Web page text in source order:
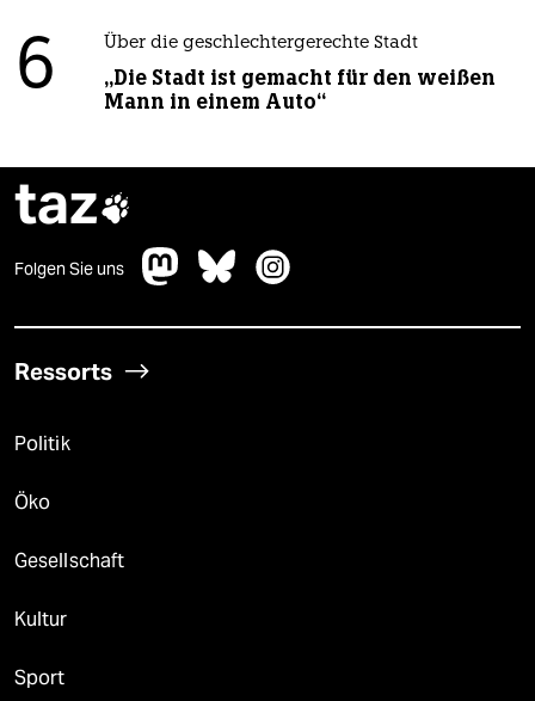
6 Über die geschlechtergerechte Stadt
„Die Stadt ist gemacht für den weißen
Mann in einem Auto“
taz
Folgen Sie uns
Ressorts
Politik
Öko
Gesellschaft
Kultur
Sport